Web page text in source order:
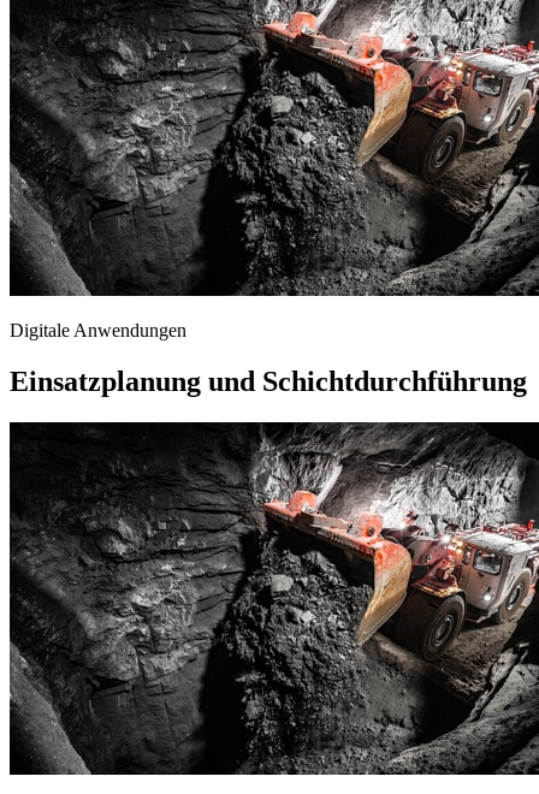
Digitale Anwendungen
Einsatzplanung und Schichtdurchführung